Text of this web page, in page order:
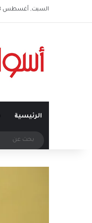
السبت, أغسطس 8 2026
الرئيسية